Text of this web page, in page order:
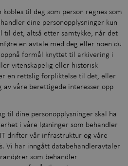
kobles til deg som person regnes som
dine personopplysninger kun
til det, altså etter samtykke, når det
en avtale med deg eller noen du
formål knyttet til arkivering i
vitenskapelig eller historisk
en rettslig forpliktelse til det, eller
av våre berettigede interesser opp
til dine personopplysninger skal ha
i våre løsninger som behandler
drifter vår infrastruktur og våre
Vi har inngått databehandleravtaler
som behandler